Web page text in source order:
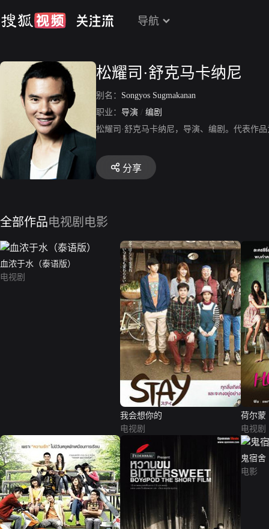
导航
松耀司·舒克马卡纳尼
别名： Songyos Sugmakanan
职业： 导演 / 编剧
松耀司·舒克马卡纳尼，导演、编剧。代表作
分享
全部作品电视剧 电影
血浓于水（泰语版）
电视剧
我会想你的
电视剧
荷尔蒙
电视剧
鬼宿舍
电影